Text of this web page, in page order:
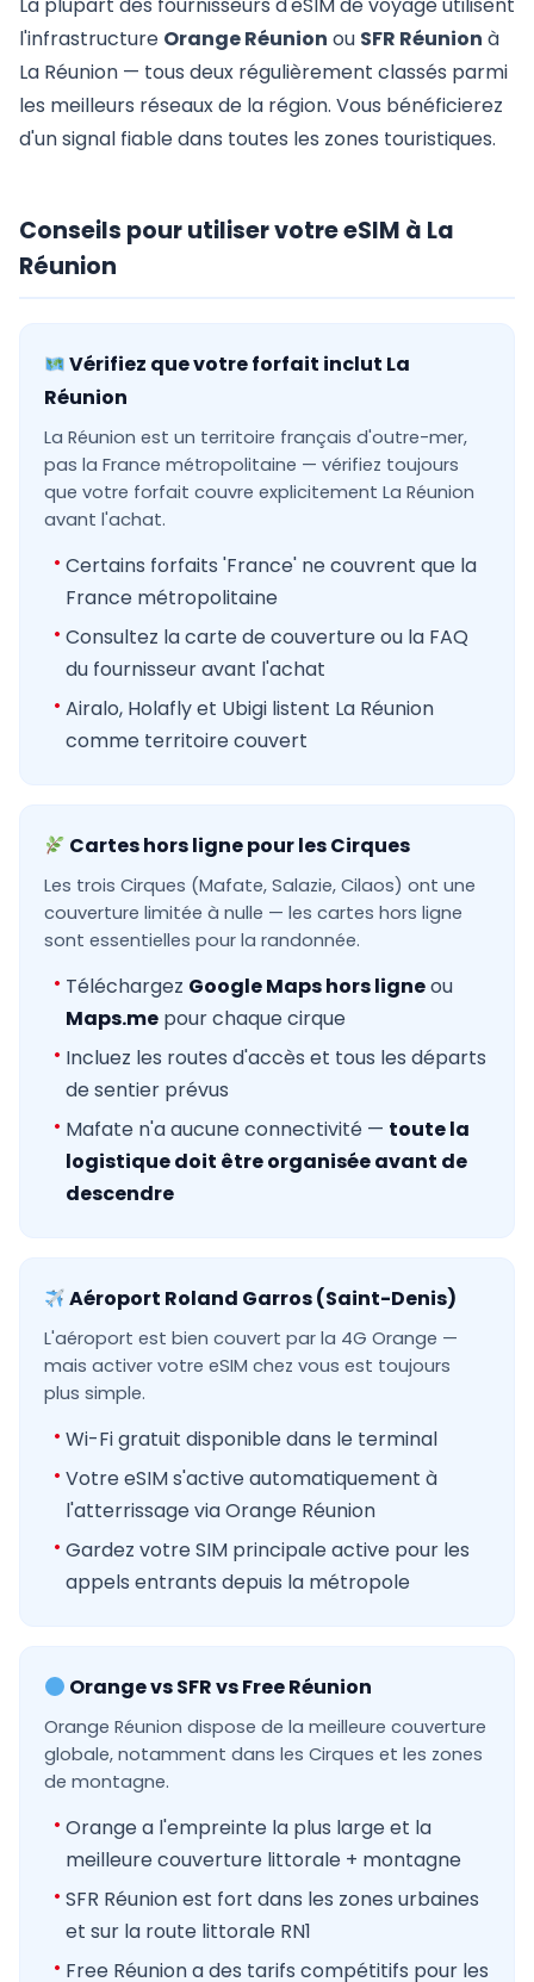
l'infrastructure Orange Réunion ou SFR Réunion à
La Réunion — tous deux régulièrement classés parmi
les meilleurs réseaux de la région. Vous bénéficierez
d'un signal fiable dans toutes les zones touristiques.
Conseils pour utiliser votre eSIM à La
Réunion
Vérifiez que votre forfait inclut La
Réunion
La Réunion est un territoire français d'outre-mer,
pas la France métropolitaine — vérifiez toujours
que votre forfait couvre explicitement La Réunion
avant l'achat.
Certains forfaits 'France' ne couvrent que la
France métropolitaine
Consultez la carte de couverture ou la FAQ
du fournisseur avant l'achat
Airalo, Holafly et Ubigi listent La Réunion
comme territoire couvert
Cartes hors ligne pour les Cirques
Les trois Cirques (Mafate, Salazie, Cilaos) ont une
couverture limitée à nulle — les cartes hors ligne
sont essentielles pour la randonnée.
Téléchargez Google Maps hors ligneou
Maps.me pour chaque cirque
Incluez les routes d'accès et tous les départs
de sentier prévus
Mafate n'a aucune connectivité — toute la
logistique doit être organisée avant de
descendre
Aéroport Roland Garros (Saint-Denis)
L'aéroport est bien couvert par la 4G Orange —
mais activer votre eSIM chez vous est toujours
plus simple.
Wi-Fi gratuit disponible dans le terminal
Votre eSIM s'active automatiquement à
l'atterrissage via Orange Réunion
Gardez votre SIM principale active pour les
appels entrants depuis la métropole
Orange vs SFR vs Free Réunion
Orange Réunion dispose de la meilleure couverture
globale, notamment dans les Cirques et les zones
de montagne.
Orange a l'empreinte la plus large et la
meilleure couverture littorale + montagne
SFR Réunion est fort dans les zones urbaines
et sur la route littorale RN1
Free Réunion a des tarifs compétitifs pour les